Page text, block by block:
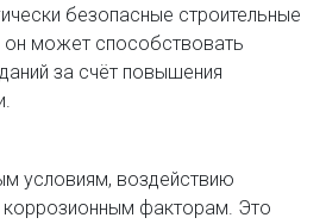
безопасные строительные
он может способствовать
за счёт повышения
условиям, воздействию
факторам. Это